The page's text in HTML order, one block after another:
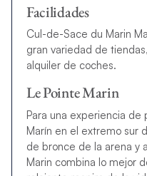
Facilidades
Cul-de-Sace du Marin
gran variedad de
alquiler de coches.
Le Pointe Marin
Para una experiencia de
Marín en el extremo sur
de bronce de la arena y
Marin combina lo mejor